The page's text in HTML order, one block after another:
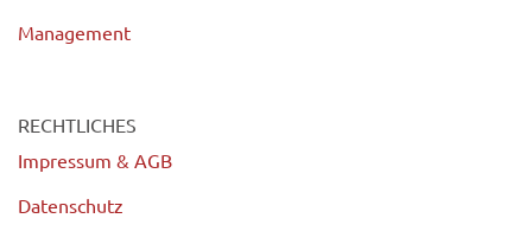
Management
RECHTLICHES
Impressum & AGB
Datenschutz